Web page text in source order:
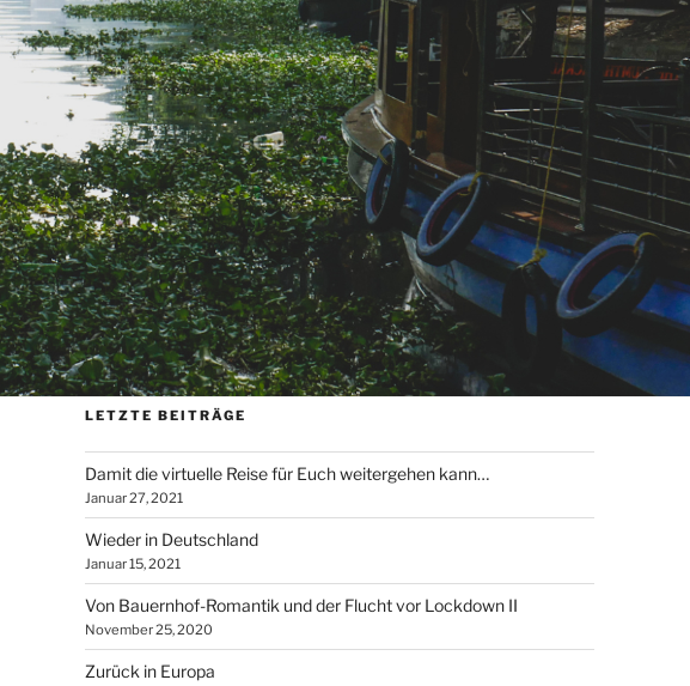
LETZTE BEITRÄGE
Damit die virtuelle Reise für Euch weitergehen kann…
Januar 27, 2021
Wieder in Deutschland
Januar 15, 2021
Von Bauernhof-Romantik und der Flucht vor Lockdown II
November 25, 2020
Zurück in Europa